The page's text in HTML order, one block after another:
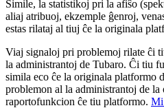
Simile, la statistikoj pri la afiŝo
aliaj atribuoj, ekzemple ĝenroj,
estas rilataj al tiuj ĉe la originala
Viaj signaloj pri problemoj rilate ĉi
la administrantoj de Tubaro. Ĉi tiu
simila eco ĉe la originala platformo
problemon al la administrantoj de
raportofunkcion ĉe tiu platformo. Mi